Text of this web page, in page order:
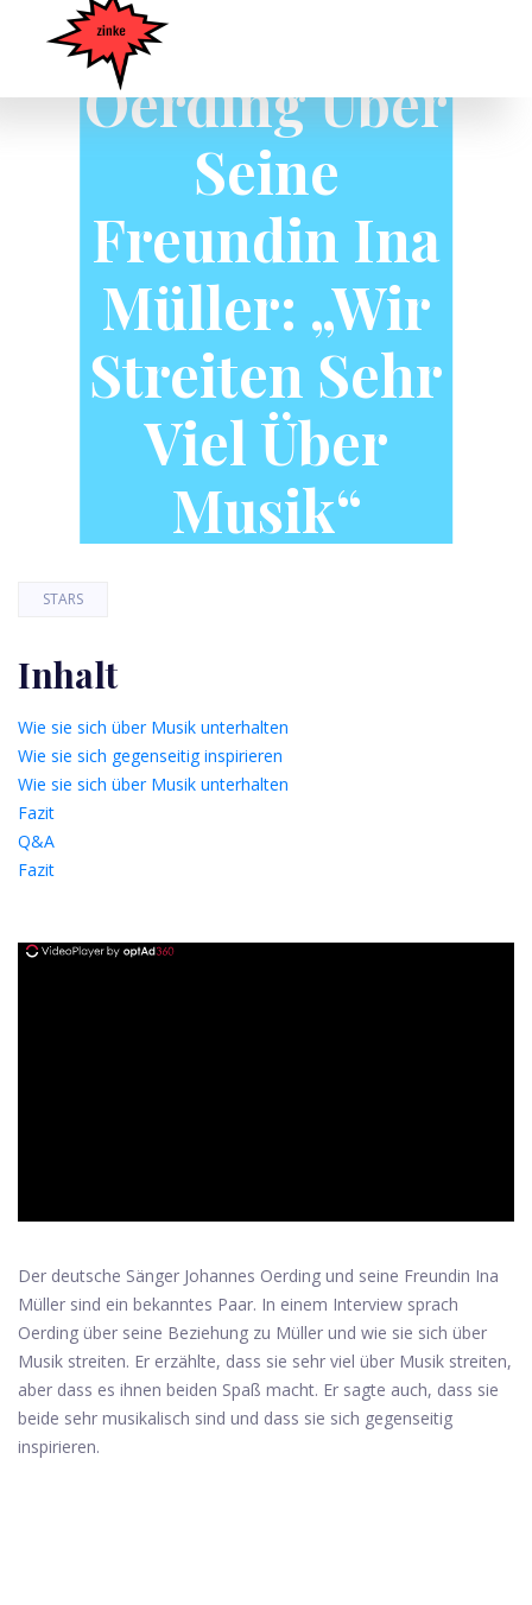
Johannes
Oerding Über
Seine
Freundin Ina
Müller: „Wir
Streiten Sehr
Viel Über
Musik“
STARS
Inhalt
Wie sie sich über Musik unterhalten
Wie sie sich gegenseitig inspirieren
Wie sie sich über Musik unterhalten
Fazit
Q&A
Fazit
Der deutsche Sänger Johannes Oerding und seine Freundin Ina
Müller sind ein bekanntes Paar. In einem Interview sprach
Oerding über seine Beziehung zu Müller und wie sie sich über
Musik streiten. Er erzählte, dass sie sehr viel über Musik streiten,
aber dass es ihnen beiden Spaß macht. Er sagte auch, dass sie
beide sehr musikalisch sind und dass sie sich gegenseitig
inspirieren.